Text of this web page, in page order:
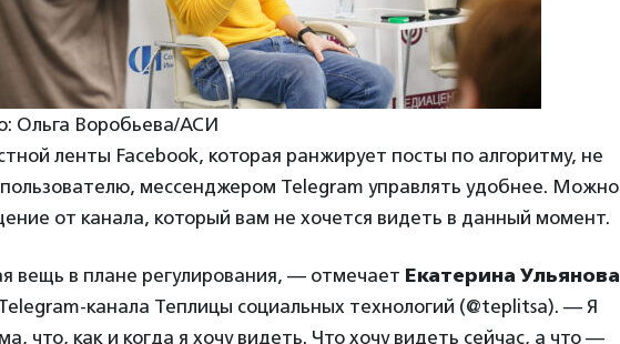
Ольга Воробьева/АСИ
ленты Facebook, которая ранжирует посты по алгоритму, не
мессенджером Telegram управлять удобнее. Можно
от канала, который вам не хочется видеть в данный момент.
вещь в плане регулирования, — отмечает Екатерина Ульянова
канала Теплицы социальных технологий (@teplitsa). — Я
что, как и когда я хочу видеть. Что хочу видеть сейчас, а что —